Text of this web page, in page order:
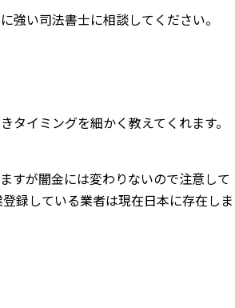
強い司法書士に相談してください。
イミングを細かく教えてくれます。
すが闇金には変わりないので注意して
録している業者は現在日本に存在しま